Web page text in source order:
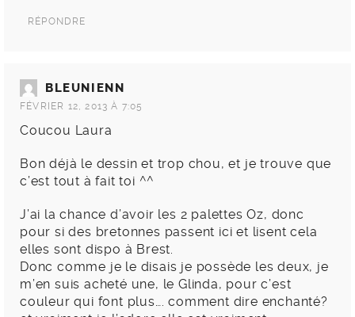
RÉPONDRE
BLEUNIENN
FÉVRIER 12, 2013 À 7:05
Coucou Laura
Bon déjà le dessin et trop chou, et je trouve que
c’est tout à fait toi ^^
J’ai la chance d’avoir les 2 palettes Oz, donc
pour si des bretonnes passent ici et lisent cela
elles sont dispo à Brest.
Donc comme je le disais je possède les deux, je
m’en suis acheté une, le Glinda, pour c’est
couleur qui font plus…. comment dire enchanté?